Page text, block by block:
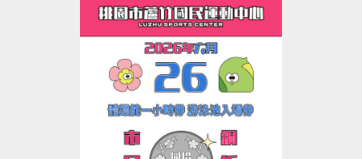
-官網 :
https://www.lzsports.com.tw/zh_TW/news/pageID/1/
-FB : 桃園市蘆竹國民運動中心
-IG : @luzhusports